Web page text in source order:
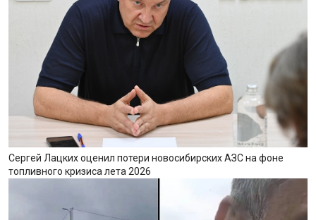
Сергей Лацких оценил потери новосибирских АЗС на фоне
топливного кризиса лета 2026